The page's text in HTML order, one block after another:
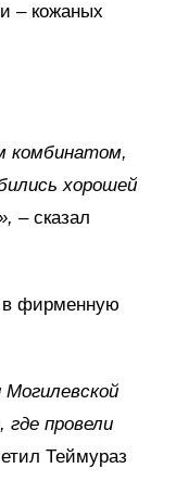
– кожаных
комбинатом,
хорошей
– сказал
в фирменную
провели
Теймураз